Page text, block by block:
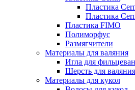
Пластика
Пластика
Пластика FIMO
Полиморфус
Размягчители
Материалы для валяния
Игла для
Шерсть для валяния
Материалы для кукол